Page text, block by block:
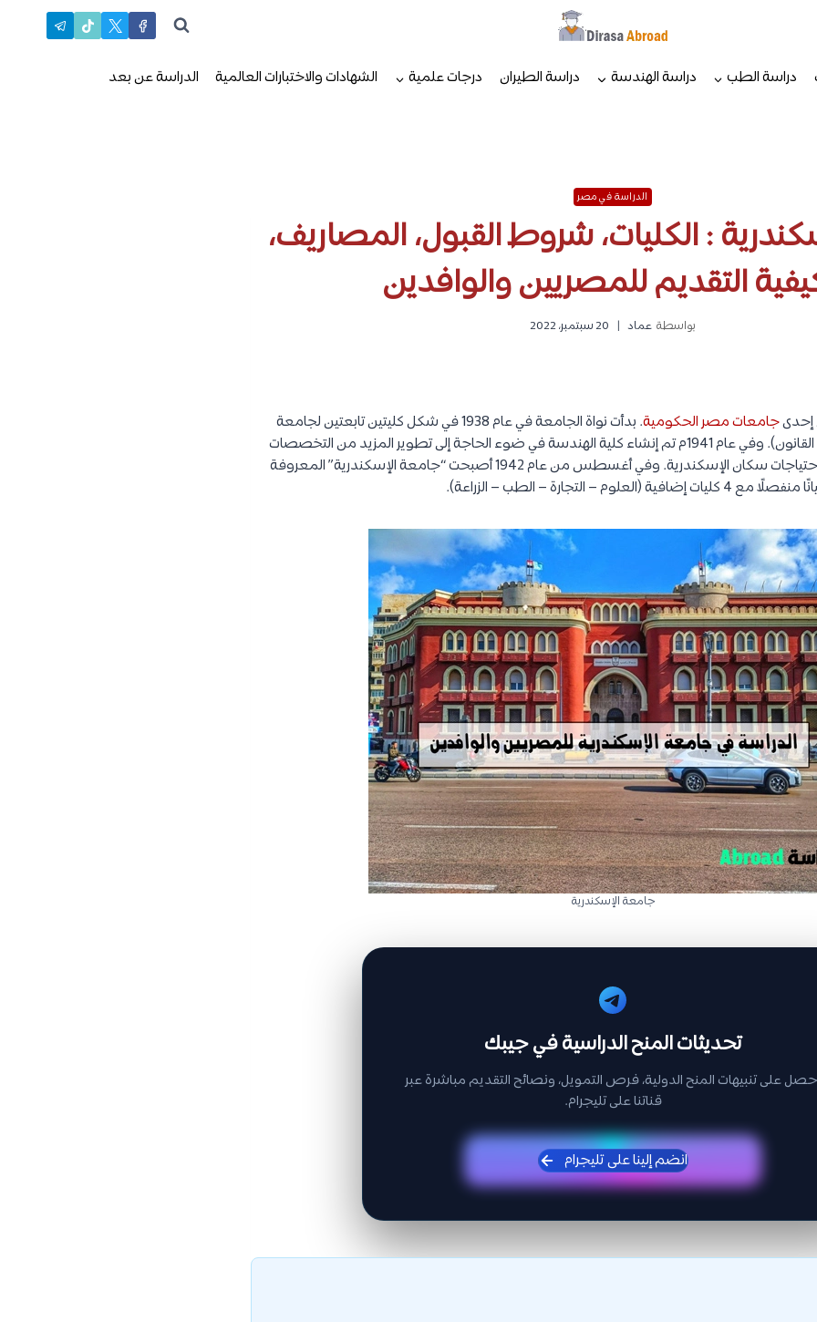
دراسة الطب دراسة الهندسة دراسة الطيران درجات علمية الشهادات والاختبارات العالمية الدراسة عن بعد
الدراسة في مصر
: الكليات، شروط القبول، المصاريف،
التقديم للمصريين والوافدين
بواسطة عماد 20 سبتمبر، 2022
إحدىجامعات مصر الحكومية
. بدأت نواة الجامعة في عام 1938 في شكل كليتين تابعتين لجامعة
فؤاد الأول (كلية الآداب وكلية القانون). وفي عام 1941م تم إنشاء كلية الهندسة في ضوء الحاجة إلى تطوير المزيد من التخصصات
للتعليم العالي وبهدف تلبية احتياجات سكان الإسكندرية. وفي أغسطس من عام 1942 أصبحت “جامعة الإسكندرية” المعروفة
– التجارة – الطب – الزراعة).
جامعة الإسكندرية
تحديثات المنح الدراسية في جيبك
على تنبيهات المنح الدولية، فرص التمويل، ونصائح التقديم مباشرة عبر
قناتنا على تليجرام.
انضم إلينا على تليجرام